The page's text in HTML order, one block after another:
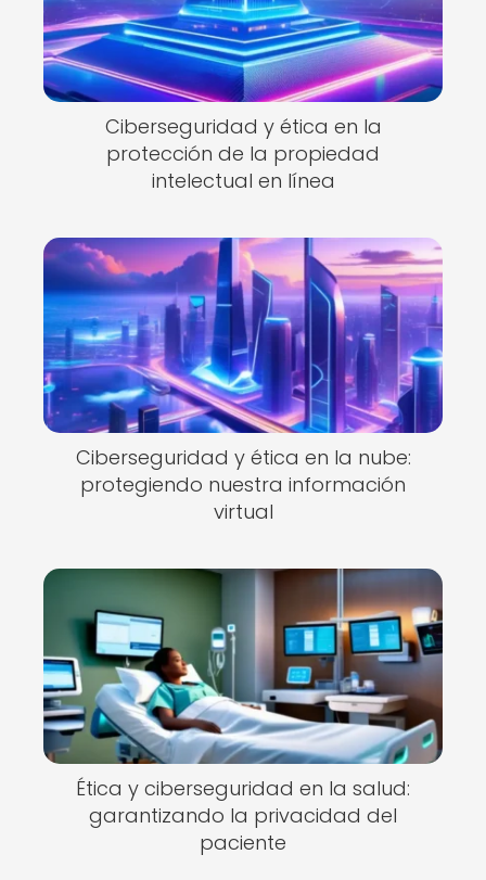
Ciberseguridad y ética en la
protección de la propiedad
intelectual en línea
Ciberseguridad y ética en la nube:
protegiendo nuestra información
virtual
Ética y ciberseguridad en la salud:
garantizando la privacidad del
paciente